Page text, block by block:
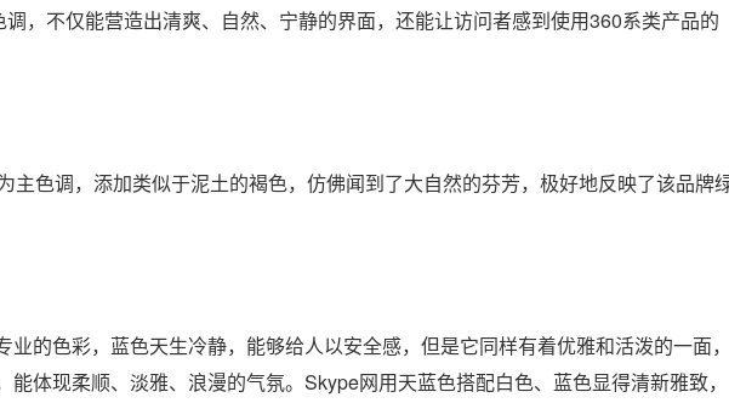
，不仅能营造出清爽、自然、宁静的界面，还能让访问者感到使用360系类产品的
主色调，添加类似于泥土的褐色，仿佛闻到了大自然的芬芳，极好地反映了该品牌
业的色彩，蓝色天生冷静，能够给人以安全感，但是它同样有着优雅和活泼的一面
体现柔顺、淡雅、浪漫的气氛。Skype网用天蓝色搭配白色、蓝色显得清新雅致，